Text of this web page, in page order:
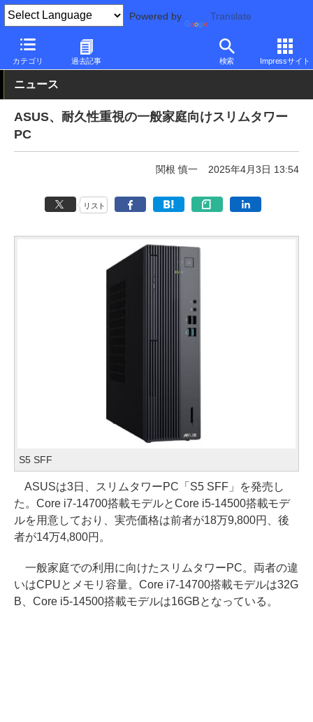
Powered by Translate
カテゴリ 過去記事 検索 Impressサイト
PC Watch パソコン/タブレット/スマートフォン デスクトップパ
ニュース
ASUS、耐久性重視の一般家庭向けスリムタワー
PC
関根 慎一 2025年4月3日 13:54
リスト
S5 SFF
ASUSは3日、スリムタワーPC「S5 SFF」を発売し
た。Core i7-14700搭載モデルとCore i5-14500搭載モデ
ルを用意しており、実売価格は前者が18万9,800円、後
者が14万4,800円。
一般家庭での利用に向けたスリムタワーPC。両者の違
いはCPUとメモリ容量。Core i7-14700搭載モデルは32G
B、Core i5-14500搭載モデルは16GBとなっている。